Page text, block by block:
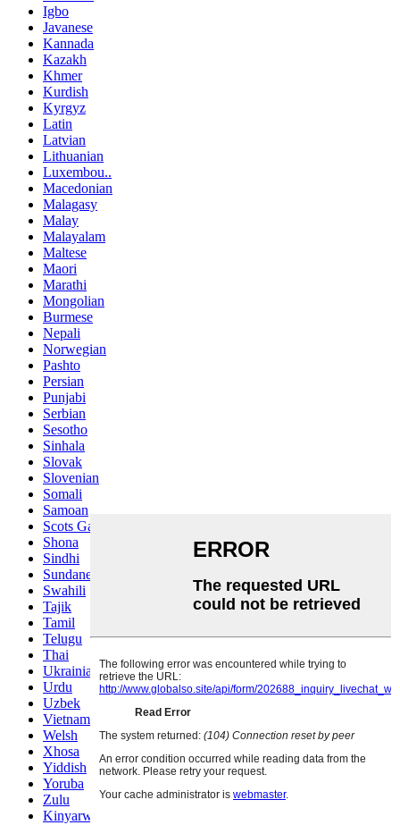
Igbo
Javanese
Kannada
Kazakh
Khmer
Kurdish
Kyrgyz
Latin
Latvian
Lithuanian
Luxembou..
Macedonian
Malagasy
Malay
Malayalam
Maltese
Maori
Marathi
Mongolian
Burmese
Nepali
Norwegian
Pashto
Persian
Punjabi
Serbian
Sesotho
Sinhala
Slovak
Slovenian
Somali
Samoan
Scots Gaelic
Shona
Sindhi
Sundanese
Swahili
Tajik
Tamil
Telugu
Thai
Ukrainian
Urdu
Uzbek
Vietnamese
Welsh
Xhosa
Yiddish
Yoruba
Zulu
Kinyarwanda